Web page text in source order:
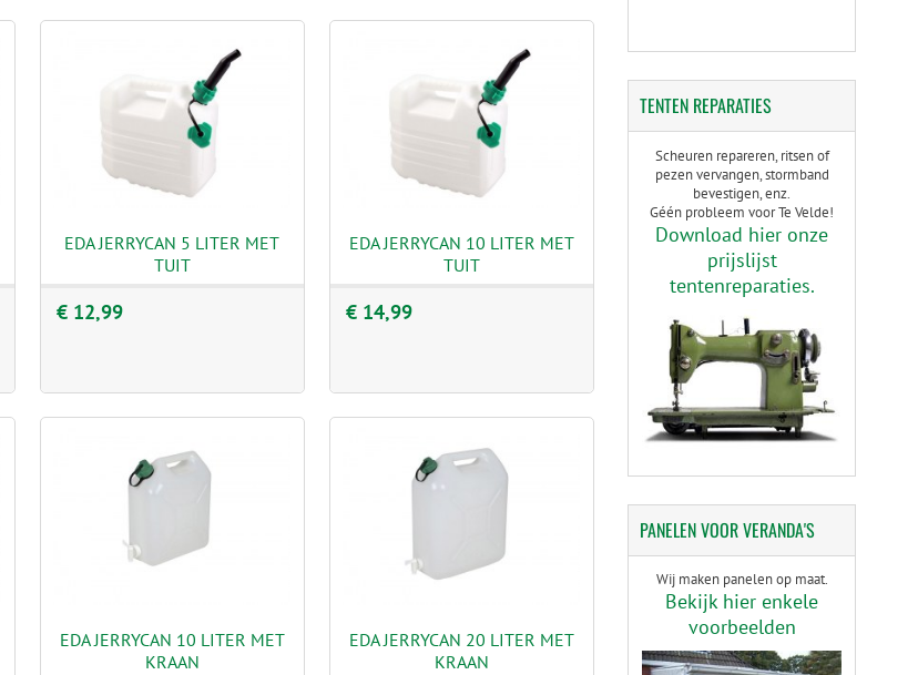
EDA JERRYCAN 5 LITER MET
TUIT
€ 12,99
EDA JERRYCAN 10 LITER MET
TUIT
€ 14,99
EDA JERRYCAN 10 LITER MET
KRAAN
EDA JERRYCAN 20 LITER MET
KRAAN
TENTEN REPARATIES
Scheuren repareren, ritsen of
pezen vervangen, stormband
bevestigen, enz.
Géén probleem voor Te Velde!
Download hier onze
prijslijst
tentenreparaties.
PANELENVOOR VERANDA'S
Wij maken panelen op maat.
Bekijk hier enkele
voorbeelden